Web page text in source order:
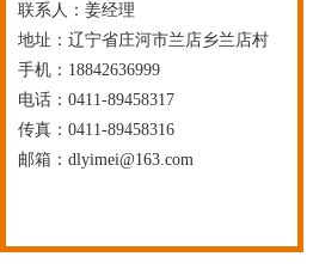
联系人：姜经理
地址：辽宁省庄河市兰店乡兰店村
手机：18842636999
电话：0411-89458317
传真：0411-89458316
邮箱： dlyimei@163.com